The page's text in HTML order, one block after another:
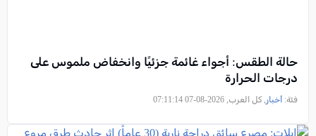
حالة الطقس: أجواء غائمة جزئيًا وانخفاض ملموس على
درجات الحرارة
فئة: أخبار , كل العرب, 2026-08-07 07:11:14